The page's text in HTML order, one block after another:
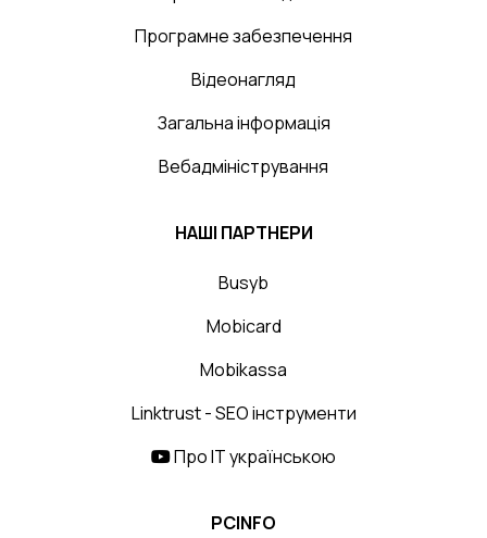
Програмне забезпечення
Відеонагляд
Загальна інформація
Вебадміністрування
НАШІ ПАРТНЕРИ
Busyb
Mobicard
Mobikassa
Linktrust - SEO інструменти
Про IT українською
PCINFO